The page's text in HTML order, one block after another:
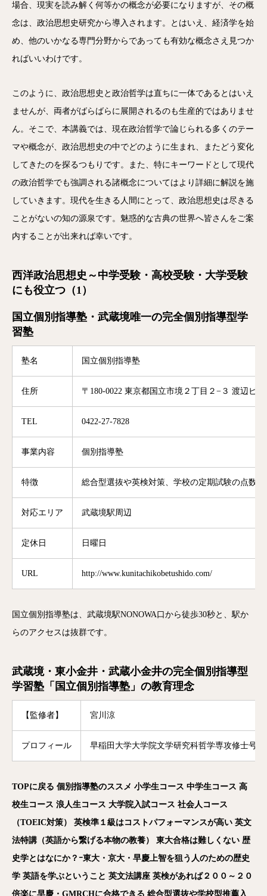
場合、現実を読み解く何等かの概念が必要になりますが、その概
念は、政治思想史研究から導入されます。とはいえ、経済学を始
め、他のいかなる専門分野からであっても有効な概念さえ見つか
ればいいわけです。
このように、政治思想史と政治哲学は直ちに一体であるとはいえ
ませんが、両者がばらばらに展開されるのも生産的ではありませ
ん。そこで、本講義では、現在政治哲学で論じられる多くのテー
マや概念が、政治思想史の中でどのように生まれ、またどう変化
してきたのを探るつもりです。また、特にキーワードとして現代
の政治哲学でも強調される諸概念についてはより詳細に解説を施
していきます。現代を生きる人間にとって、政治思想史は尽きる
ことがないの知の源泉です。魅惑的な古典の世界へ皆さんをご案
内することが出来れば幸いです。
西洋政治思想史～中学受験・高校受験・大学受験
にも役立つ（1）
国立個別指導塾・武蔵境唯一の完全個別指導型学
習塾
塾名 国立個別指導塾
住所 〒180-0022 東京都国立市境２丁目２−３ 渡辺ビル
TEL 0422-27-7828
事業内容 個別指導塾
特徴 総合型選抜や英検対策、学校の定期試験の点数
対応エリア 武蔵境駅周辺
定休日 日曜日
URL http://www.kunitachikobetushido.com/
国立個別指導塾は、武蔵境駅NONOWA口から徒歩30秒と、駅か
らのアクセスは抜群です。
武蔵境・東小金井・武蔵小金井の完全個別指導型
学習塾「国立個別指導塾」の教育理念
【監修者】 宮川涼
プロフィール 早稲田大学大学院文学研究科哲学専攻修士号
TOPに戻る 個別指導塾のススメ 小学生コース 中学生コース 高
校生コース 浪人生コース 大学院入試コース 社会人コース
（TOEIC対策） 英検準１級はコストパフォーマンスが高い 英文
法特講（英語から繋げる本物の教養）
東大合格は難しくない 歴
史学とはなにか？ｰ東大・京大・早慶上智を狙う人のための歴史
学 英語を学ぶということ 英文法講座 英検があれば２００～２０
倍楽に早慶・GMRCHに合格できる 総合型選抜や学校型推薦入